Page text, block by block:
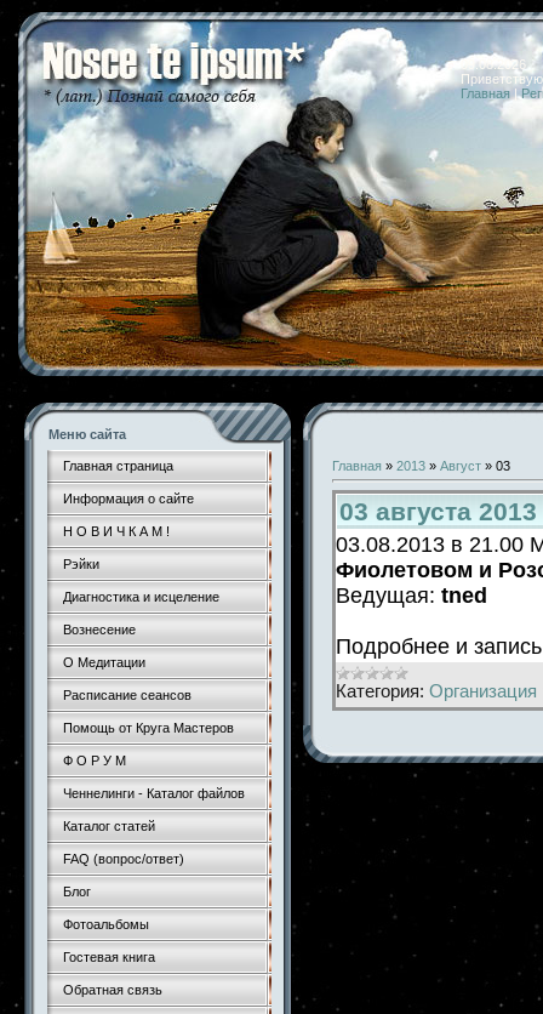
09.08.2026
Главная |
Меню сайта
Главная страница
Информация о сайте
Н О В И Ч К А М !
Рэйки
Диагностика и исцеление
Вознесение
О Медитации
Расписание сеансов
Помощь от Круга Мастеров
Ф О Р У М
Ченнелинги - Каталог файлов
Каталог статей
FAQ (вопрос/ответ)
Блог
Фотоальбомы
Гостевая книга
Обратная связь
Главная » 2013 » Август » 03
03 августа
03.08.2013 в 21.00
Фиолетовом и
Ведущая: tned
Подробнее и
Категория: